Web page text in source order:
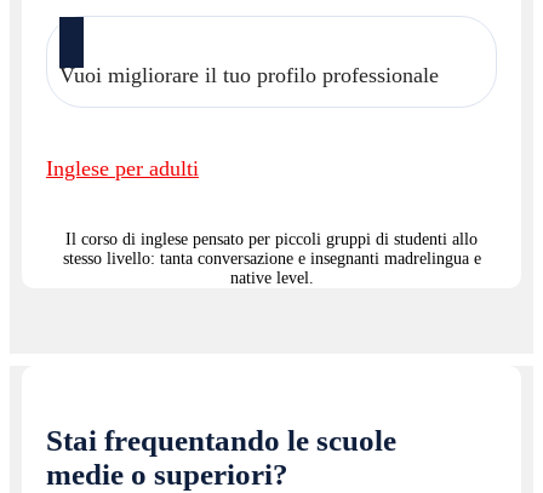
Vuoi migliorare il tuo profilo professionale
Inglese per adulti
Il corso di inglese pensato per piccoli gruppi di studenti allo
stesso livello: tanta conversazione e insegnanti madrelingua e
native level.
Stai frequentando le scuole
medie o superiori?